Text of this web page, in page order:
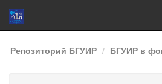
Skip
navigation
Репозиторий БГУИР БГУИР в